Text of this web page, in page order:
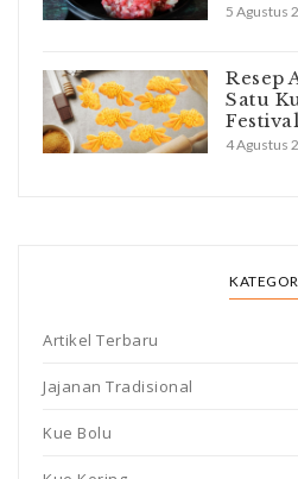
5 Agustus
Resep
Satu
4 Agustus
Artikel Terbaru
Jajanan Tradisional
Kue Bolu